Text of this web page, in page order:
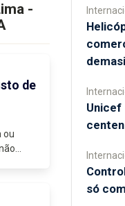
-
de
ou
Unicef
só